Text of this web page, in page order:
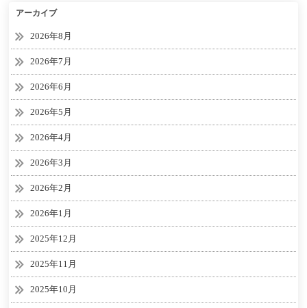
アーカイブ
2026年8月
2026年7月
2026年6月
2026年5月
2026年4月
2026年3月
2026年2月
2026年1月
2025年12月
2025年11月
2025年10月